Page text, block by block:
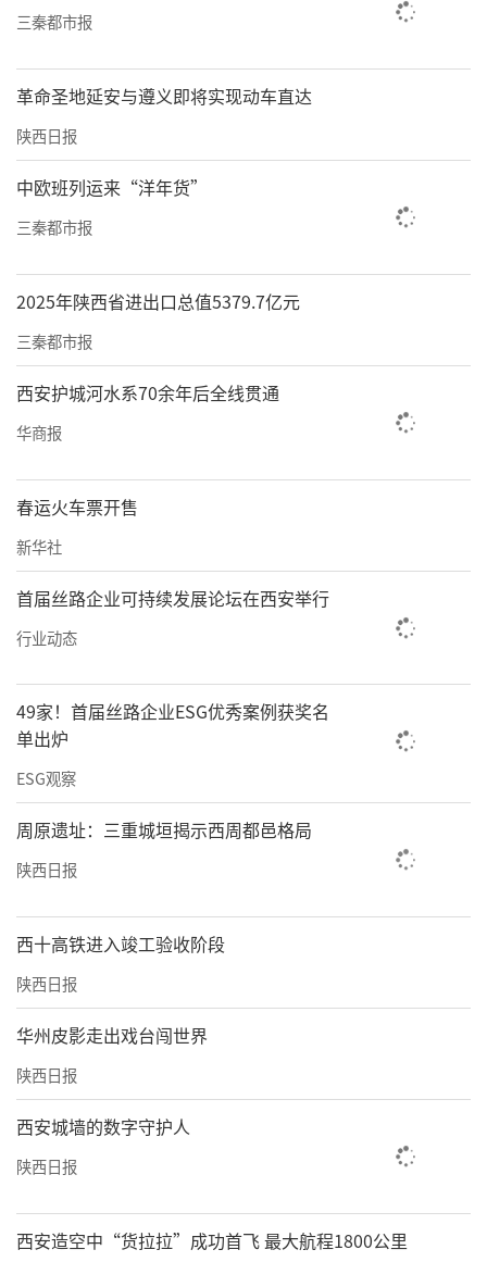
三秦都市报
革命圣地延安与遵义即将实现动车直达
陕西日报
中欧班列运来“洋年货”
三秦都市报
2025年陕西省进出口总值5379.7亿元
三秦都市报
西安护城河水系70余年后全线贯通
华商报
春运火车票开售
新华社
首届丝路企业可持续发展论坛在西安举行
行业动态
49家！首届丝路企业ESG优秀案例获奖名
单出炉
ESG观察
周原遗址：三重城垣揭示西周都邑格局
陕西日报
西十高铁进入竣工验收阶段
陕西日报
华州皮影走出戏台闯世界
陕西日报
西安城墙的数字守护人
陕西日报
西安造空中“货拉拉”成功首飞 最大航程1800公里